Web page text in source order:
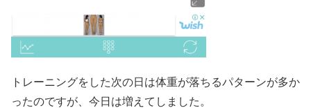
トレーニングをした次の日は体重が落ちるパターンが多か
ったのですが、今日は増えてしました。